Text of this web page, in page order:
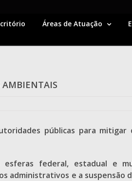
Áreas de Atuação
AMBIENTAIS
públicas para
federal, estadual e
administrativos e a